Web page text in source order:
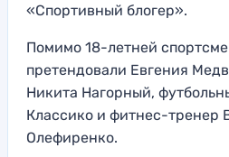
«Спортивный блогер».
Помимо 18-летней
претендовали Евгения
Никита Нагорный,
Классико и фитнес-тренер
Олефиренко.